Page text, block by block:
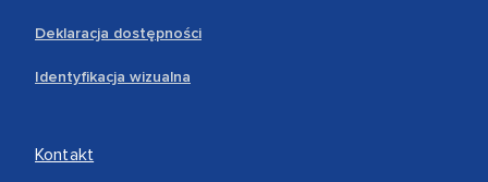
Deklaracja dostępności
Identyfikacja wizualna
Kontakt